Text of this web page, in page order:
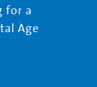
for a
Age